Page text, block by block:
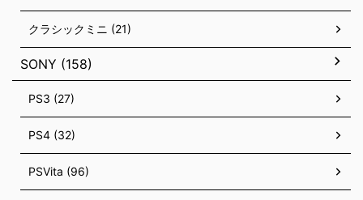
クラシックミニ (21)
SONY (158)
PS3 (27)
PS4 (32)
PSVita (96)